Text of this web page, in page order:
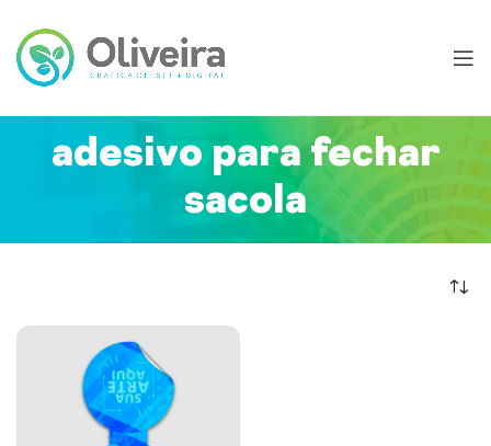
adesivo para fechar
sacola